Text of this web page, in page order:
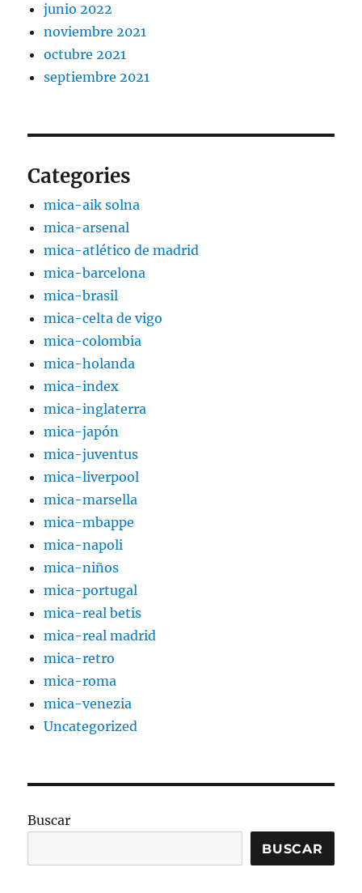
junio 2022
noviembre 2021
octubre 2021
septiembre 2021
Categories
mica-aik solna
mica-arsenal
mica-atlético de madrid
mica-barcelona
mica-brasil
mica-celta de vigo
mica-colombia
mica-holanda
mica-index
mica-inglaterra
mica-japón
mica-juventus
mica-liverpool
mica-marsella
mica-mbappe
mica-napoli
mica-niños
mica-portugal
mica-real betis
mica-real madrid
mica-retro
mica-roma
mica-venezia
Uncategorized
Buscar
BUSCAR